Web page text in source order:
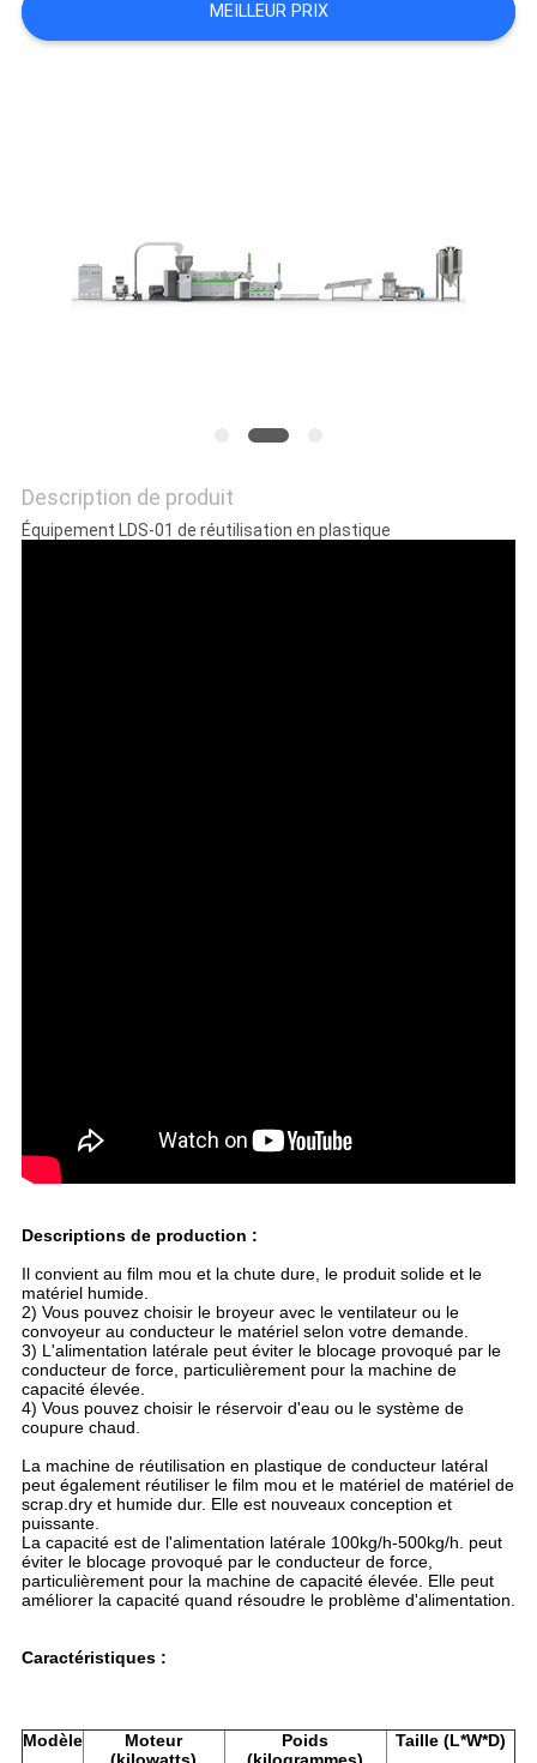
DEMANDEZ
MEILLEUR PRIX
Description de produit
Équipement LDS-01 de réutilisation en plastique
Descriptions de production :
Il convient au film mou et la chute dure, le produit solide et le
matériel humide.
2) Vous pouvez choisir le broyeur avec le ventilateur ou le
convoyeur au conducteur le matériel selon votre demande.
3) L'alimentation latérale peut éviter le blocage provoqué par le
conducteur de force, particulièrement pour la machine de
capacité élevée.
4) Vous pouvez choisir le réservoir d'eau ou le système de
coupure chaud.
La machine de réutilisation en plastique de conducteur latéral
peut également réutiliser le film mou et le matériel de matériel de
scrap.dry et humide dur. Elle est nouveaux conception et
puissante.
La capacité est de l'alimentation latérale 100kg/h-500kg/h. peut
éviter le blocage provoqué par le conducteur de force,
particulièrement pour la machine de capacité élevée. Elle peut
améliorer la capacité quand résoudre le problème d'alimentation.
Caractéristiques :
Modèle
Moteur
Poids
Taille (L*W*D)